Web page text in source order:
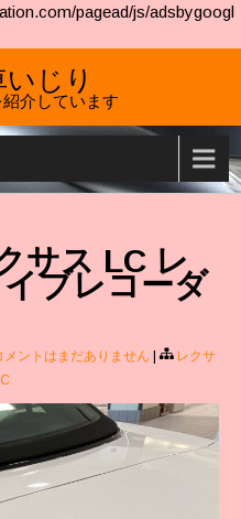
pagead/js/adsbygoogl
じり
介しています
サス LC レ
ブレコーダ
メントはまだありません
レクサ